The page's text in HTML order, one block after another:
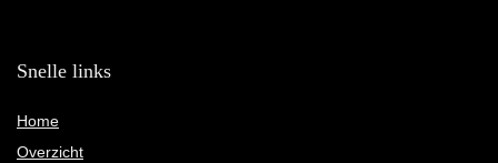
Snelle links
Home
Overzicht